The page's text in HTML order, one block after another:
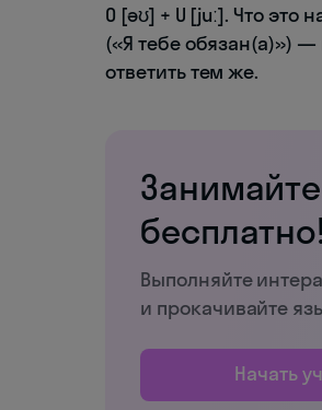
O [əʊ] + U [juː]. Что
(«Я тебе обязан(а)»)
ответить тем же.
бесплатно!
Выполняйте
и прокачивайте
Начать